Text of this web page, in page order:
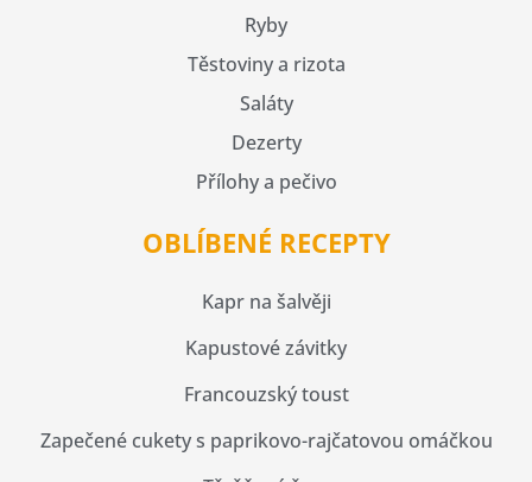
Ryby
Těstoviny a rizota
Saláty
Dezerty
Přílohy a pečivo
OBLÍBENÉ RECEPTY
Kapr na šalvěji
Kapustové závitky
Francouzský toust
Zapečené cukety s paprikovo-rajčatovou omáčkou